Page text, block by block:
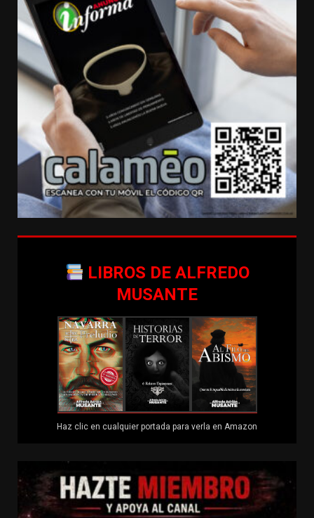
LIBROS DE ALFREDO
MUSANTE
Haz clic en cualquier portada para verla en Amazon